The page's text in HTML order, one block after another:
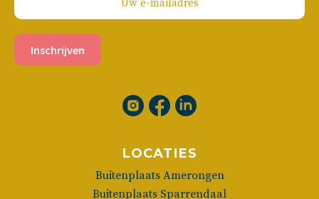
Inschrijven
LOCATIES
Buitenplaats Amerongen
Buitenplaats Sparrendaal